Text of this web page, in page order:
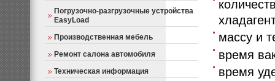
Погрузочно-разгрузочные устройства
EasyLoad
Производственная мебель
Ремонт салона автомобиля
Техническая информация
массу и
время
время